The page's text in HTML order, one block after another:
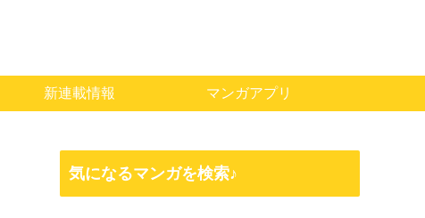
新連載情報 マンガアプリ
気になるマンガを検索♪